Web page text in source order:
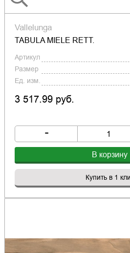
Vallelunga
TABULA MIELE RETT.
Артикул
Размер
Ед. изм.
3 517.99 руб.
-
В корзину
Купить в 1